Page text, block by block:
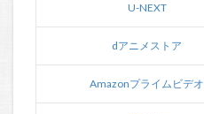
U-NEXT
dアニメストア
Amazonプライムビデオ